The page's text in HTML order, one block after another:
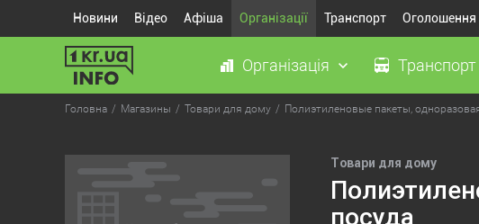
Новини Відео Афіша Організації Транспорт Оголошення
Організація Транспорт
Головна Магазины Товари для дому Полиэтиленовые пакеты,
Товари для дому
посуда